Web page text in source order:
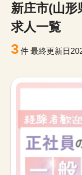
見学会・イベント
医療事務求人ドッ
サイトの使い方
就職サポート
新庄市(山
求人一覧
3 件最終更新日
甲信越・北陸
九州・沖縄